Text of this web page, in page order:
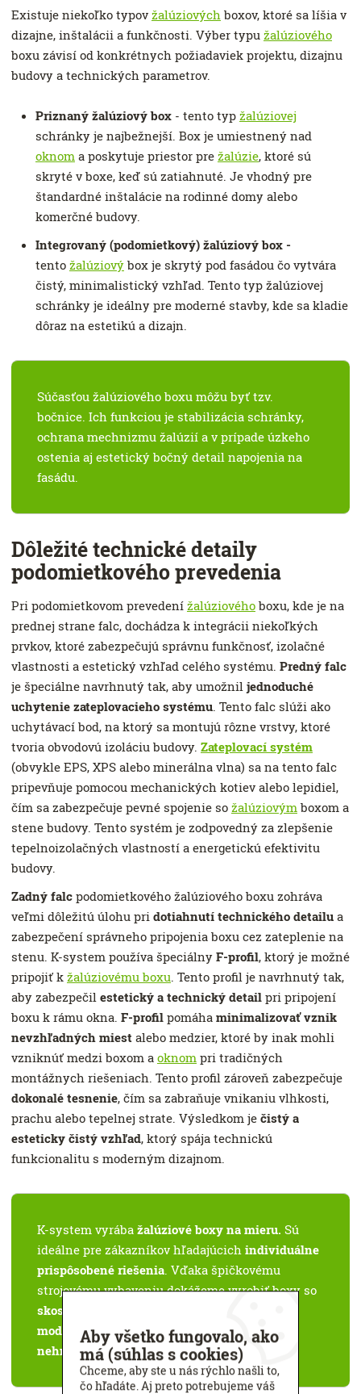
Existuje niekoľko typov žalúziových boxov, ktoré sa líšia v
dizajne, inštalácii a funkčnosti. Výber typu žalúziového
boxu závisí od konkrétnych požiadaviek projektu, dizajnu
budovy a technických parametrov.
Priznaný žalúziový box - tento typ žalúziovej
schránky je najbežnejší. Box je umiestnený nad
oknom a poskytuje priestor pre žalúzie, ktoré sú
skryté v boxe, keď sú zatiahnuté. Je vhodný pre
štandardné inštalácie na rodinné domy alebo
komerčné budovy.
Integrovaný (podomietkový) žalúziový box -
tento žalúziový box je skrytý pod fasádou čo vytvára
čistý, minimalistický vzhľad. Tento typ žalúziovej
schránky je ideálny pre moderné stavby, kde sa kladie
dôraz na estetikú a dizajn.
Súčasťou žalúziového boxu môžu byť tzv.
bočnice. Ich funkciou je stabilizácia schránky,
ochrana mechnizmu žalúzií a v prípade úzkeho
ostenia aj estetický bočný detail napojenia na
fasádu.
Dôležité technické detaily
podomietkového prevedenia
Pri podomietkovom prevedení žalúziového boxu, kde je na
prednej strane falc, dochádza k integrácii niekoľkých
prvkov, ktoré zabezpečujú správnu funkčnosť, izolačné
vlastnosti a estetický vzhľad celého systému. Predný falc
je špeciálne navrhnutý tak, aby umožnil jednoduché
uchytenie zateplovacieho systému. Tento falc slúži ako
uchytávací bod, na ktorý sa montujú rôzne vrstvy, ktoré
tvoria obvodovú izoláciu budovy. Zateplovací systém
(obvykle EPS, XPS alebo minerálna vlna) sa na tento falc
pripevňuje pomocou mechanických kotiev alebo lepidiel,
čím sa zabezpečuje pevné spojenie so žalúziovým boxom a
stene budovy. Tento systém je zodpovedný za zlepšenie
tepelnoizolačných vlastností a energetickú efektivitu
budovy.
Zadný falc podomietkového žalúziového boxu zohráva
veľmi dôležitú úlohu pri dotiahnutí technického detailu a
zabezpečení správneho pripojenia boxu cez zateplenie na
stenu. K-system používa špeciálny F-profil, ktorý je možné
pripojiť k žalúziovému boxu. Tento profil je navrhnutý tak,
aby zabezpečil estetický a technický detail pri pripojení
boxu k rámu okna. F-profil pomáha minimalizovať vznik
nevzhľadných miest alebo medzier, ktoré by inak mohli
vzniknúť medzi boxom a oknom pri tradičných
montážnych riešeniach. Tento profil zároveň zabezpečuje
dokonalé tesnenie, čím sa zabraňuje vnikaniu vlhkosti,
prachu alebo tepelnej strate. Výsledkom je čistý a
esteticky čistý vzhľad, ktorý spája technickú
funkcionalitu s moderným dizajnom.
K-system vyrába žalúziové boxy na mieru. Sú
ideálne pre zákazníkov hľadajúcich individuálne
prispôsobené riešenia. Vďaka špičkovému
strojovému vybaveniu dokážeme vyrobiť boxy so
skosenými hranami a bočnicami
moderný a estetický vzhľad vašej
nehnuteľnosti.
Aby všetko fungovalo, ako
má (súhlas s cookies)
Chceme, aby ste u nás rýchlo našli to,
čo hľadáte. Aj preto potrebujeme váš